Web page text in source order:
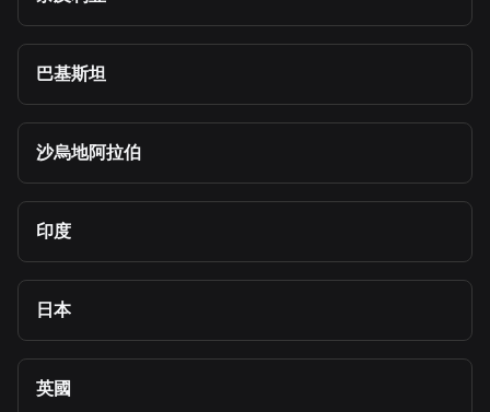
巴基斯坦
沙烏地阿拉伯
印度
日本
英國